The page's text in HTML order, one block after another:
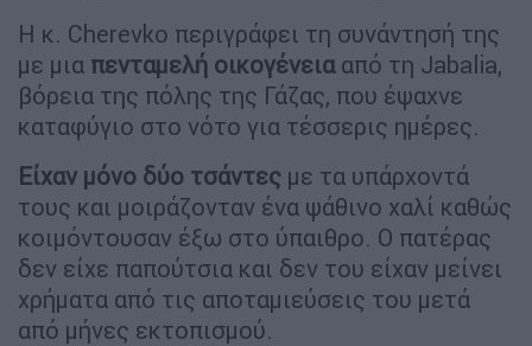
Η κ. Cherevko περιγράφει τη συνάντησή της
με μια πενταμελή οικογένειααπό τη Jabalia,
βόρεια της πόλης της Γάζας, που έψαχνε
καταφύγιο στο νότο για τέσσερις ημέρες.
Είχαν μόνο δύο τσάντες με τα υπάρχοντά
τους και μοιράζονταν ένα ψάθινο χαλί καθώς
κοιμόντουσαν έξω στο ύπαιθρο. Ο πατέρας
δεν είχε παπούτσια και δεν του είχαν μείνει
χρήματα από τις αποταμιεύσεις του μετά
από μήνες εκτοπισμού.